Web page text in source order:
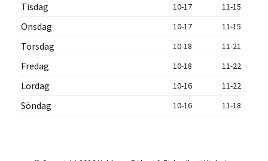
Tisdag 10-17 11-15
Onsdag 10-17 11-15
Torsdag 10-18 11-21
Fredag 10-18 11-22
Lördag 10-16 11-22
Söndag 10-16 11-18